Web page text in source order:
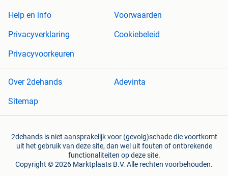
Help en info
Voorwaarden
Privacyverklaring
Cookiebeleid
Privacyvoorkeuren
Over 2dehands
Adevinta
Sitemap
2dehands is niet aansprakelijk voor (gevolg)schade die voortkomt
uit het gebruik van deze site, dan wel uit fouten of ontbrekende
functionaliteiten op deze site.
Copyright © 2026 Marktplaats B.V. Alle rechten voorbehouden.